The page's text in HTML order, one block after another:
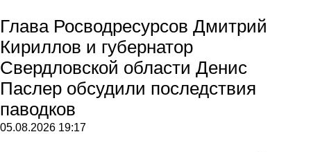
Глава Росводресурсов Дмитрий
Кириллов и губернатор
Свердловской области Денис
Паслер обсудили последствия
паводков
05.08.2026 19:17